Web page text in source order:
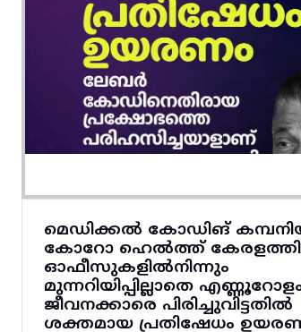
മെഡിക്കൽ കോഡിങ്
കോറോ ഹെൽത്ത്
ഓഫീസുകളിൽനിന്നും
മുന്നറിയിപ്പില്ലാതെ
ജീവനക്കാരെ പിരിച്ചുവിട്ടതിൽ‌
ശക്തമായ പ്രതിഷേധം